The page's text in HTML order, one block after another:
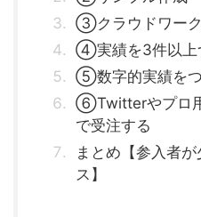
③クラウドワー
④実績を3件以上
⑤数字的実績を
⑥Twitterやプロ
で受注する
まとめ【参入者
ス】